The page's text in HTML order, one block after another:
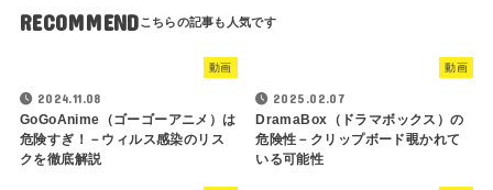
RECOMMEND
動画
2024.11.08
GoGoAnime（ゴーゴーアニメ）は
危険すぎ！－ウィルス感染のリス
クを徹底解説
動画
2025.02.07
DramaBox（ドラマボックス）の
危険性－クリップボード覗かれて
いる可能性